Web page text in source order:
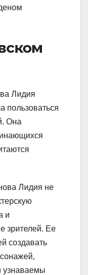
Лидия
пользоваться
Она
Лидия не
и
зрителей. Ее
создавать
узнаваемы